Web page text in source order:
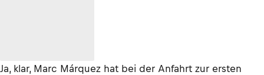
Ja, klar, Marc Márquez hat bei der Anfahrt zur ersten